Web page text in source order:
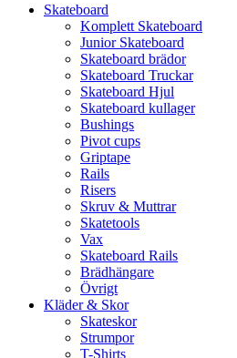
Skateboard
Komplett Skateboard
Junior Skateboard
Skateboard brädor
Skateboard Truckar
Skateboard Hjul
Skateboard kullager
Bushings
Pivot cups
Griptape
Rails
Risers
Skruv & Muttrar
Skatetools
Vax
Skateboard Rails
Brädhängare
Övrigt
Kläder & Skor
Skateskor
Strumpor
T-Shirts